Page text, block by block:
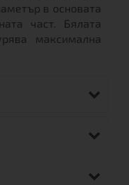
в основата
част. Бялата
максимална